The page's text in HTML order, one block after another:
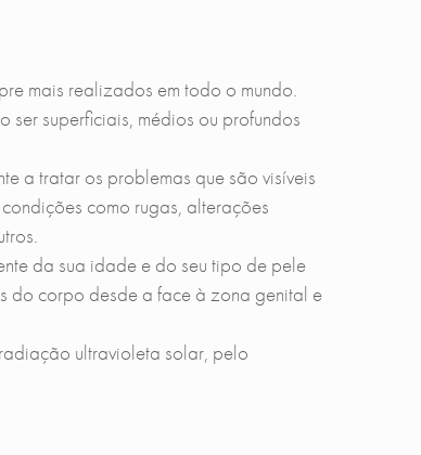
mais realizados em todo o mundo.
superficiais, médios ou profundos
a tratar os problemas que são visíveis
como rugas, alterações
da sua idade e do seu tipo de pele
do corpo desde a face à zona genital e
ultravioleta solar, pelo